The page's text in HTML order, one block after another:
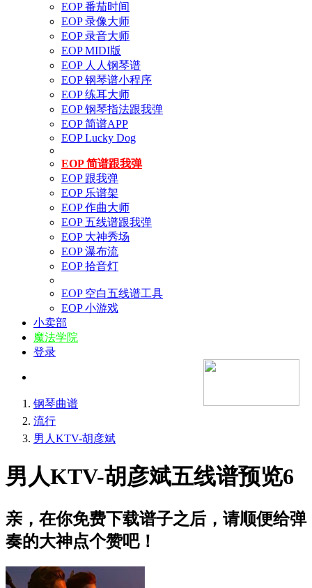
EOP 番茄时间
EOP 录像大师
EOP 录音大师
EOP MIDI版
EOP 人人钢琴谱
EOP 钢琴谱小程序
EOP 练耳大师
EOP 钢琴指法跟我弹
EOP 简谱APP
EOP Lucky Dog
EOP 简谱跟我弹
EOP 跟我弹
EOP 乐谱架
EOP 作曲大师
EOP 五线谱跟我弹
EOP 大神秀场
EOP 瀑布流
EOP 拾音灯
EOP 空白五线谱工具
EOP 小游戏
小卖部
魔法学院
登录
钢琴曲谱
流行
男人KTV-胡彦斌
男人KTV-胡彦斌五线谱预览6
亲，在你免费下载谱子之后，请顺便给弹
奏的大神点个赞吧！